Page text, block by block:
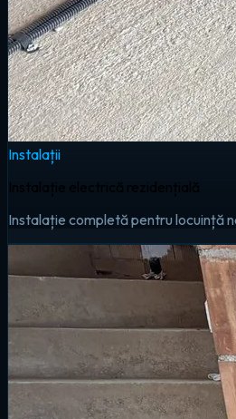
Instalații
Instalație electrică rezidențială
Instalație completă pentru locuință